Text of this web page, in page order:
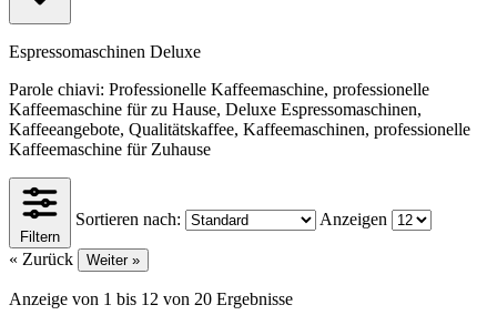
Espressomaschinen Deluxe
Parole chiavi: Professionelle Kaffeemaschine, professionelle
Kaffeemaschine für zu Hause, Deluxe Espressomaschinen,
Kaffeeangebote, Qualitätskaffee, Kaffeemaschinen, professionelle
Kaffeemaschine für Zuhause
Filtern
Sortieren nach: Anzeigen
« Zurück Weiter »
Anzeige von 1 bis 12 von 20 Ergebnisse